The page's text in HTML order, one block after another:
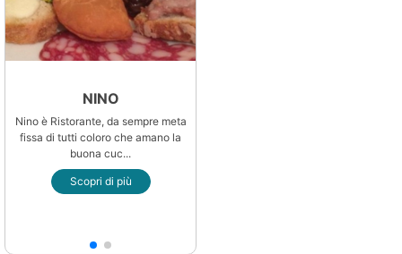
NINO
Nino è Ristorante, da sempre meta
fissa di tutti coloro che amano la
buona cuc...
Scopri di più